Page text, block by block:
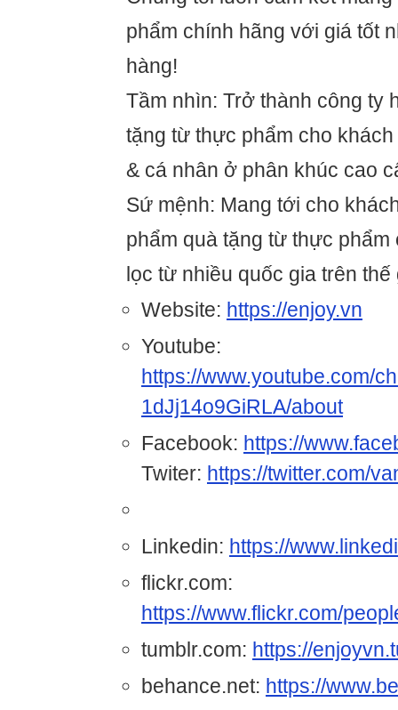
phẩm chính hãng với giá tốt
hàng!
Tầm nhìn: Trở thành công ty
tặng từ thực phẩm cho
& cá nhân ở phân khúc cao
Sứ mệnh: Mang tới cho
phẩm quà tặng từ thực
lọc từ nhiều quốc gia trên thế
Website: https://enjoy.vn
Youtube:
https://www.youtube.com/
1dJj14o9GiRLA/about
Facebook: https://
Twiter: https://twitter.com/
Linkedin: https://
flickr.com:
https://www.flickr.com/
tumblr.com: https://
behance.net: https://